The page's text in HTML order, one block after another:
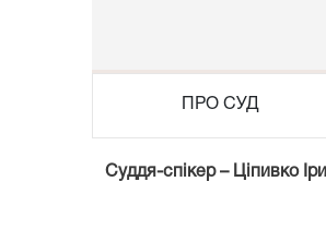
ПРО СУД
Суддя-спікер – Ціпивко